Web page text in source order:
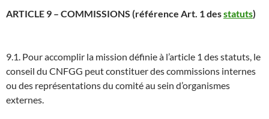
ARTICLE 9 – COMMISSIONS (référence Art. 1 desstatuts)
9.1. Pour accomplir la mission définie à l’article 1 des statuts, le
conseil du CNFGG peut constituer des commissions internes
ou des représentations du comité au sein d’organismes
externes.